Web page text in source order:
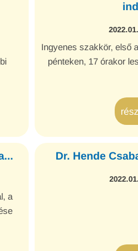
Ingyenes szakkör, első
pénteken, 17 órakor
a
Dr. Hende